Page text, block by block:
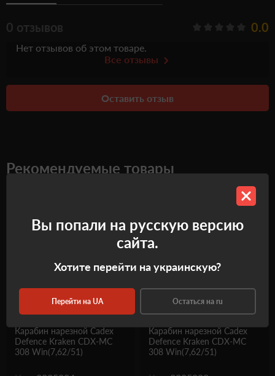
0 отзывов 0.0
Нет отзывов об этом товаре.
Все отзывы
Оставить отзыв
Рекомендуемые товары
Карабин нарезной Cadex
Defence Kraken CDX-MC
308 Win(7,62/51)
Карабин нарезной Cadex
Defence Kraken CDX-MC
308 Win(7,62/51)
Вы попали на русскую версию
сайта.
Хотите перейти на украинскую?
Перейти на UA Остаться на ru